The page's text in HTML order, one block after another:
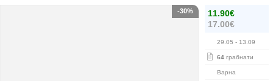
11.90€
17.00€
29.05 - 13.09
64 грабнати
Варна
-30%